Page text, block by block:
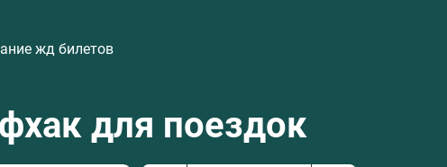
жд билетов
для поездок